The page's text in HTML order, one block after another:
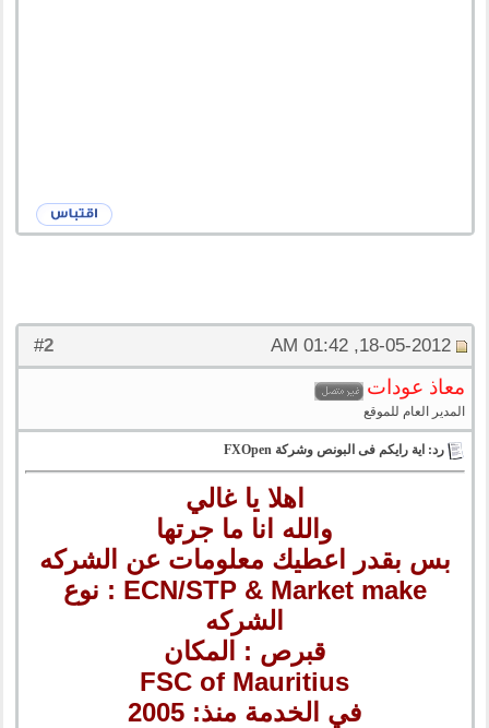
#
2 18-05-2012, 01:42 AM
معاذ عودات
المدير العام للموقع
رد: اية رايكم فى البونص وشركة FXOpen
اهلا يا غالي
والله انا ما جرتها
بس بقدر اعطيك معلومات عن الشركه
ECN/STP & Market make : نوع
الشركه
قبرص : المكان
FSC of Mauritius
في الخدمة منذ: 2005